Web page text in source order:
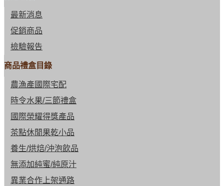
最新消息
促銷商品
檢驗報告
商品禮盒目錄
農漁產國際宅配
時令水果/三節禮盒
國際榮耀得獎產品
茶點休閒果乾小品
養生/烘焙/沖泡飲品
無添加純蜜/純原汁
異業合作上架通路